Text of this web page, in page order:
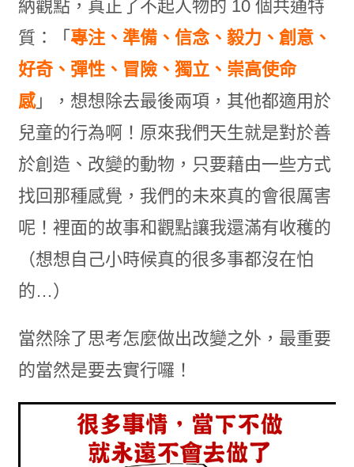
納觀點，真正了不起人物的 10 個共通特
質：「 專注、準備、信念、毅力、創意、
好奇、彈性、冒險、獨立、崇高使命
感」，想想除去最後兩項，其他都適用於
兒童的行為啊！原來我們天生就是對於善
於創造、改變的動物，只要藉由一些方式
找回那種感覺，我們的未來真的會很厲害
呢！裡面的故事和觀點讓我還滿有收穫的
（想想自己小時候真的很多事都沒在怕
的…）
當然除了思考怎麼做出改變之外，最重要
的當然是要去實行囉！